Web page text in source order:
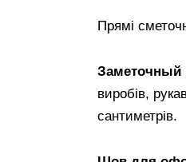
Прямі
Заметочный
виробів,
сантиметрів.